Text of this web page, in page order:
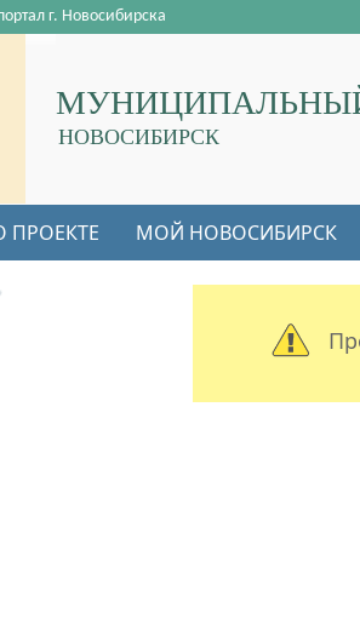
НОВОСИБИРСК
г. Новосибирска
ПРОЕКТЕ МОЙ НОВОСИБИРСК